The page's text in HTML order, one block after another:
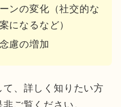
ンの変化（社交的な
になるなど）
慮の増加
、詳しく知りたい方
ご覧ください。